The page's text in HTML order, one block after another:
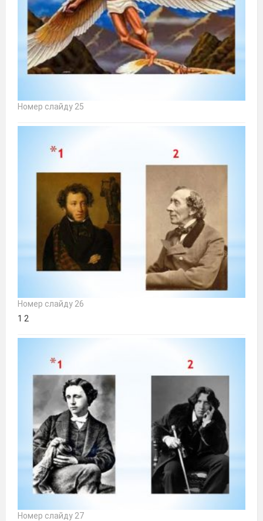
Номер слайду 25
Номер слайду 26
1 2
Номер слайду 27